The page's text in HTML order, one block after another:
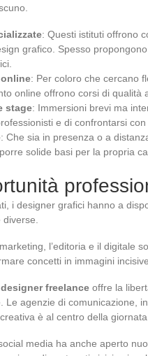
: Questi istituti offrono
grafico. Spesso
: Per coloro che cercano
online offrono corsi di qualità
stage: Immersioni brevi ma
e di confrontarsi con
: Che sia in presenza o a
solide basi per la propria
i designer grafici hanno a
l’editoria e il digitale
concetti in immagini incisive.
designer freelance offre la
Le agenzie di comunicazione,
è al centro della giornata.
media ha anche aperto